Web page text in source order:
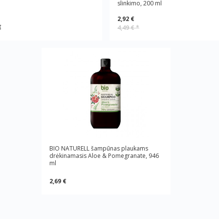
slinkimo, 200 ml
2,92 €
4,49 €*
BIO NATURELL šampūnas plaukams
drėkinamasis Aloe & Pomegranate, 946
ml
2,69 €